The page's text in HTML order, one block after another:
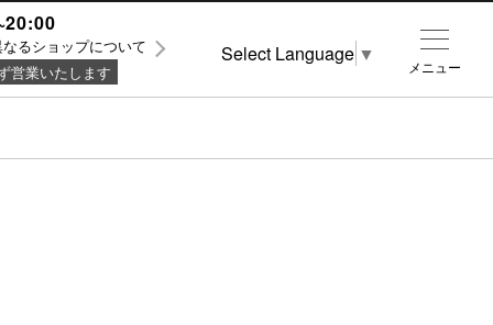
るショップについて
営業いたします
メニュー
Select Language ▼